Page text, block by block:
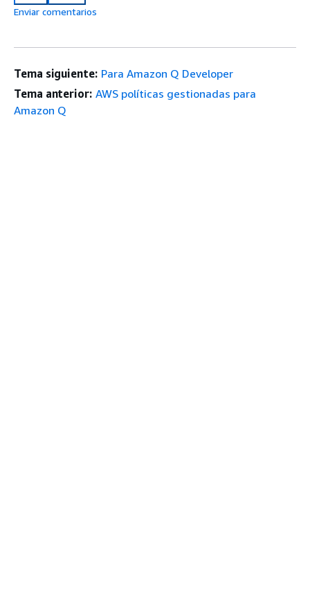
Enviar comentarios
Tema siguiente: Para Amazon Q Developer
Tema anterior: AWS políticas gestionadas para
Amazon Q